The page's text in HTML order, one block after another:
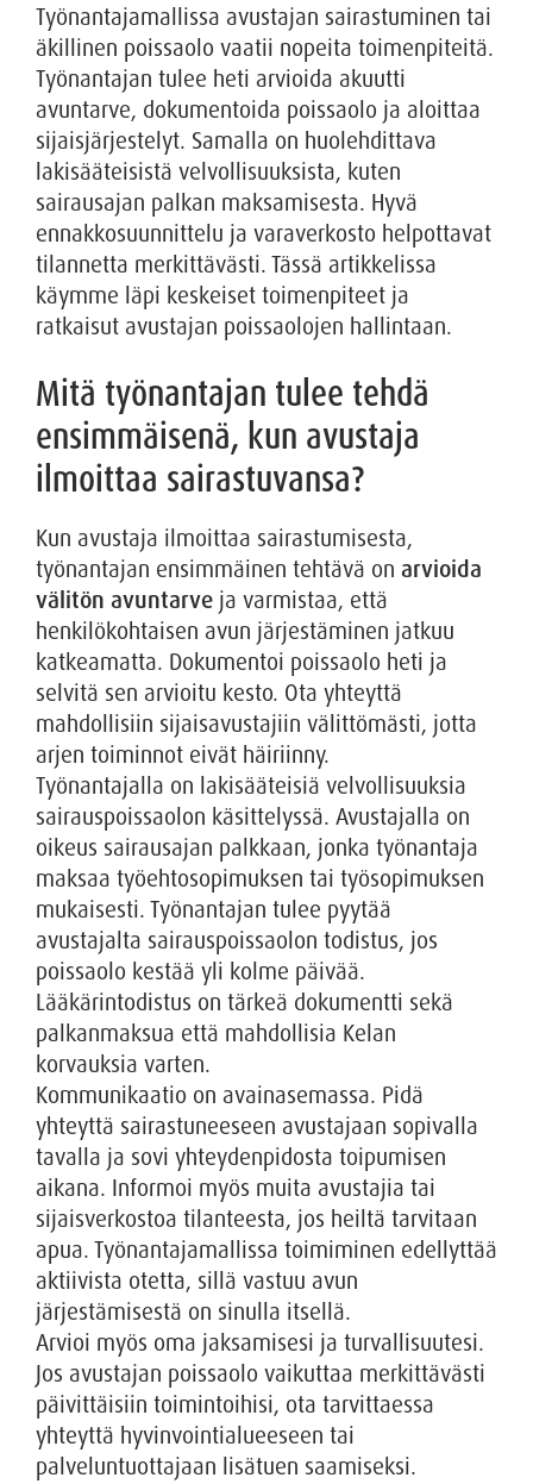
Työnantajamallissa avustajan sairastuminen tai
äkillinen poissaolo vaatii nopeita toimenpiteitä.
Työnantajan tulee heti arvioida akuutti
avuntarve, dokumentoida poissaolo ja aloittaa
sijaisjärjestelyt. Samalla on huolehdittava
lakisääteisistä velvollisuuksista, kuten
sairausajan palkan maksamisesta. Hyvä
ennakkosuunnittelu ja varaverkosto helpottavat
tilannetta merkittävästi. Tässä artikkelissa
käymme läpi keskeiset toimenpiteet ja
ratkaisut avustajan poissaolojen hallintaan.
Mitä työnantajan tulee tehdä
ensimmäisenä, kun avustaja
ilmoittaa sairastuvansa?
Kun avustaja ilmoittaa sairastumisesta,
työnantajan ensimmäinen tehtävä on arvioida
välitön avuntarve ja varmistaa, että
henkilökohtaisen avun järjestäminen jatkuu
katkeamatta. Dokumentoi poissaolo heti ja
selvitä sen arvioitu kesto. Ota yhteyttä
mahdollisiin sijaisavustajiin välittömästi, jotta
arjen toiminnot eivät häiriinny.
Työnantajalla on lakisääteisiä velvollisuuksia
sairauspoissaolon käsittelyssä. Avustajalla on
oikeus sairausajan palkkaan, jonka työnantaja
maksaa työehtosopimuksen tai työsopimuksen
mukaisesti. Työnantajan tulee pyytää
avustajalta sairauspoissaolon todistus, jos
poissaolo kestää yli kolme päivää.
Lääkärintodistus on tärkeä dokumentti sekä
palkanmaksua että mahdollisia Kelan
korvauksia varten.
Kommunikaatio on avainasemassa. Pidä
yhteyttä sairastuneeseen avustajaan sopivalla
tavalla ja sovi yhteydenpidosta toipumisen
aikana. Informoi myös muita avustajia tai
sijaisverkostoa tilanteesta, jos heiltä tarvitaan
apua. Työnantajamallissa toimiminen edellyttää
aktiivista otetta, sillä vastuu avun
järjestämisestä on sinulla itsellä.
Arvioi myös oma jaksamisesi ja turvallisuutesi.
Jos avustajan poissaolo vaikuttaa merkittävästi
päivittäisiin toimintoihisi, ota tarvittaessa
yhteyttä hyvinvointialueeseen tai
palveluntuottajaan lisätuen saamiseksi.